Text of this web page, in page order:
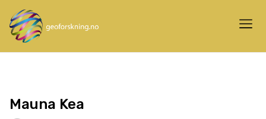
Mauna Kea